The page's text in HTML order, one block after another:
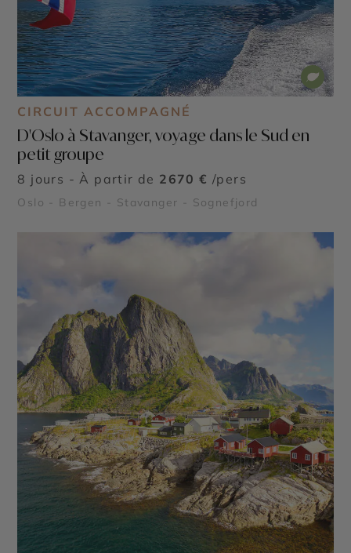
CIRCUIT ACCOMPAGNÉ
D'Oslo à Stavanger, voyage dans le Sud en
petit groupe
8 jours - À partir de 2670 € /pers
Oslo - Bergen - Stavanger - Sognefjord